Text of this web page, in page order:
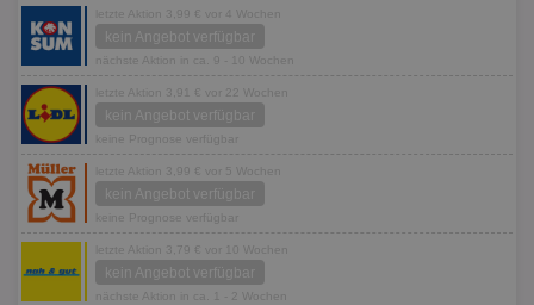
letzte Aktion 3,99 € vor 4 Wochen
kein Angebot verfügbar
nächste Aktion in ca. 9 - 10 Wochen
letzte Aktion 3,91 € vor 22 Wochen
kein Angebot verfügbar
keine Prognose verfügbar
letzte Aktion 3,99 € vor 5 Wochen
kein Angebot verfügbar
keine Prognose verfügbar
letzte Aktion 3,79 € vor 10 Wochen
kein Angebot verfügbar
nächste Aktion in ca. 1 - 2 Wochen